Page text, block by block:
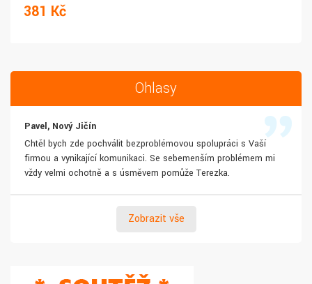
381 Kč
Ohlasy
Pavel, Nový Jičín
Chtěl bych zde pochválit bezproblémovou spolupráci s Vaší
firmou a vynikající komunikaci. Se sebemenším problémem mi
vždy velmi ochotně a s úsměvem pomůže Terezka.
Zobrazit vše